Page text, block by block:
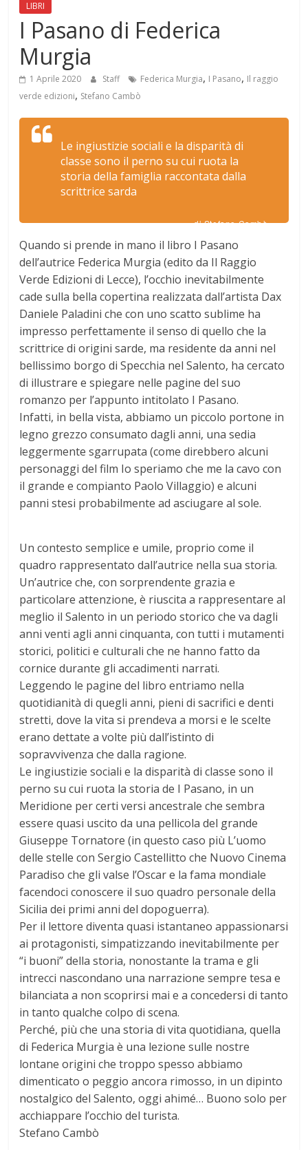
LIBRI
I Pasano di Federica
Murgia
1 Aprile 2020 Staff Federica Murgia, I Pasano, Il raggio
verde edizioni, Stefano Cambò
Le ingiustizie sociali e la disparità di
classe sono il perno su cui ruota la
storia della famiglia raccontata dalla
scrittrice sarda
di Stefano Cambò
Quando si prende in mano il libro I Pasano
dell’autrice Federica Murgia (edito da Il Raggio
Verde Edizioni di Lecce), l’occhio inevitabilmente
cade sulla bella copertina realizzata dall’artista Dax
Daniele Paladini che con uno scatto sublime ha
impresso perfettamente il senso di quello che la
scrittrice di origini sarde, ma residente da anni nel
bellissimo borgo di Specchia nel Salento, ha cercato
di illustrare e spiegare nelle pagine del suo
romanzo per l’appunto intitolato I Pasano.
Infatti, in bella vista, abbiamo un piccolo portone in
legno grezzo consumato dagli anni, una sedia
leggermente sgarrupata (come direbbero alcuni
personaggi del film Io speriamo che me la cavo con
il grande e compianto Paolo Villaggio) e alcuni
panni stesi probabilmente ad asciugare al sole.
Un contesto semplice e umile, proprio come il
quadro rappresentato dall’autrice nella sua storia.
Un’autrice che, con sorprendente grazia e
particolare attenzione, è riuscita a rappresentare al
meglio il Salento in un periodo storico che va dagli
anni venti agli anni cinquanta, con tutti i mutamenti
storici, politici e culturali che ne hanno fatto da
cornice durante gli accadimenti narrati.
Leggendo le pagine del libro entriamo nella
quotidianità di quegli anni, pieni di sacrifici e denti
stretti, dove la vita si prendeva a morsi e le scelte
erano dettate a volte più dall’istinto di
sopravvivenza che dalla ragione.
Le ingiustizie sociali e la disparità di classe sono il
perno su cui ruota la storia de I Pasano, in un
Meridione per certi versi ancestrale che sembra
essere quasi uscito da una pellicola del grande
Giuseppe Tornatore (in questo caso più L’uomo
delle stelle con Sergio Castellitto che Nuovo Cinema
Paradiso che gli valse l’Oscar e la fama mondiale
facendoci conoscere il suo quadro personale della
Sicilia dei primi anni del dopoguerra).
Per il lettore diventa quasi istantaneo appassionarsi
ai protagonisti, simpatizzando inevitabilmente per
“i buoni” della storia, nonostante la trama e gli
intrecci nascondano una narrazione sempre tesa e
bilanciata a non scoprirsi mai e a concedersi di tanto
in tanto qualche colpo di scena.
Perché, più che una storia di vita quotidiana, quella
di Federica Murgia è una lezione sulle nostre
lontane origini che troppo spesso abbiamo
dimenticato o peggio ancora rimosso, in un dipinto
nostalgico del Salento, oggi ahimé… Buono solo per
acchiappare l’occhio del turista.
Stefano Cambò